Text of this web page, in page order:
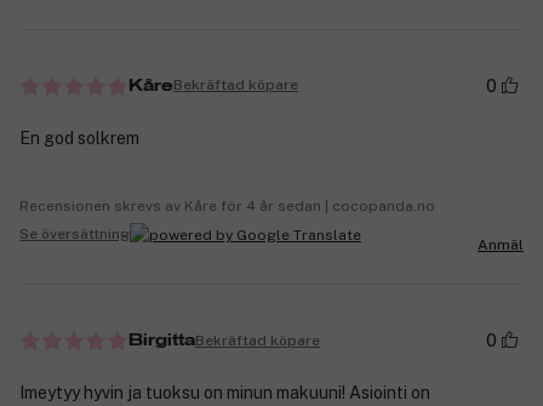
KåreBekräftad köpare 0
En god solkrem
Recensionen skrevs av Kåre för 4 år sedan | cocopanda.no
Se översättning
Anmäl
BirgittaBekräftad köpare 0
Imeytyy hyvin ja tuoksu on minun makuuni! Asiointi on